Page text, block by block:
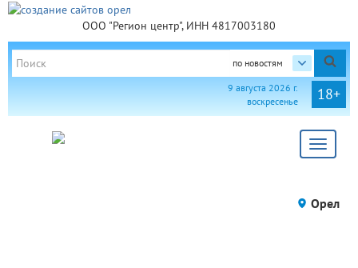
ООО "Регион центр", ИНН 4817003180
по новостям
18+
9 августа 2026 г.
воскресенье
Toggle
Орел